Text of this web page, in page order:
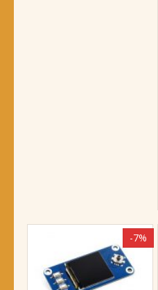
-7%